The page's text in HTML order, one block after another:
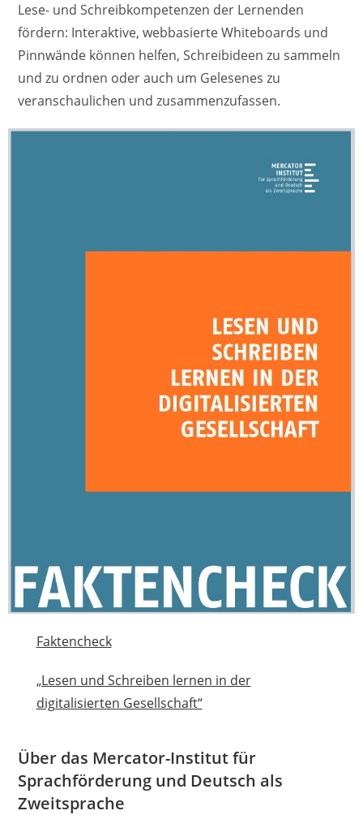
Lese- und Schreibkompetenzen der Lernenden
fördern: Interaktive, webbasierte Whiteboards und
Pinnwände können helfen, Schreibideen zu sammeln
und zu ordnen oder auch um Gelesenes zu
veranschaulichen und zusammenzufassen.
Faktencheck
„Lesen und Schreiben lernen in der
digitalisierten Gesellschaft“
Über das Mercator-Institut für
Sprachförderung und Deutsch als
Zweitsprache